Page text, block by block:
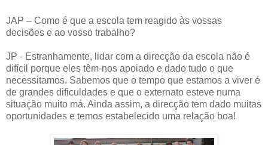
JAP – Como é que a escola tem reagido às vossas
decisões e ao vosso trabalho?
JP - Estranhamente, lidar com a direcção da escola não é
difícil porque eles têm-nos apoiado e dado tudo o que
necessitamos. Sabemos que o tempo que estamos a viver é
de grandes dificuldades e que o externato esteve numa
situação muito má. Ainda assim, a direcção tem dado muitas
oportunidades e temos estabelecido uma relação boa!